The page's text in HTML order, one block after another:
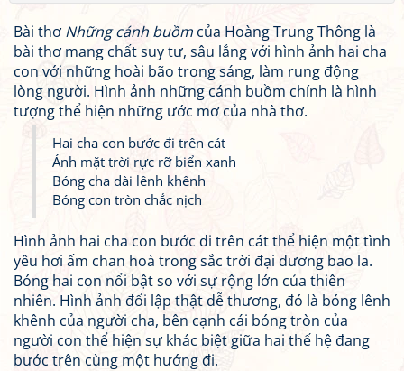
Bài thơ Những cánh buồm của Hoàng Trung Thông là
bài thơ mang chất suy tư, sâu lắng với hình ảnh hai cha
con với những hoài bão trong sáng, làm rung động
lòng người. Hình ảnh những cánh buồm chính là hình
tượng thể hiện những ước mơ của nhà thơ.
Hai cha con bước đi trên cát
Ánh mặt trời rực rỡ biển xanh
Bóng cha dài lênh khênh
Bóng con tròn chắc nịch
Hình ảnh hai cha con bước đi trên cát thể hiện một tình
yêu hơi ấm chan hoà trong sắc trời đại dương bao la.
Bóng hai con nổi bật so với sự rộng lớn của thiên
nhiên. Hình ảnh đối lập thật dễ thương, đó là bóng lênh
khênh của người cha, bên cạnh cái bóng tròn của
người con thể hiện sự khác biệt giữa hai thế hệ đang
bước trên cùng một hướng đi.